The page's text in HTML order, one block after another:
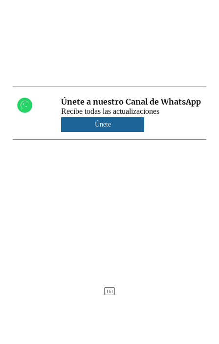
Únete a nuestro Canal de WhatsApp
Recibe todas las actualizaciones
Únete